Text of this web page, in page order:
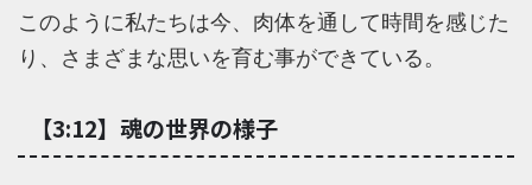
このように私たちは今、肉体を通して時間を感じた
り、さまざまな思いを育む事ができている。
【3:12】魂の世界の様子